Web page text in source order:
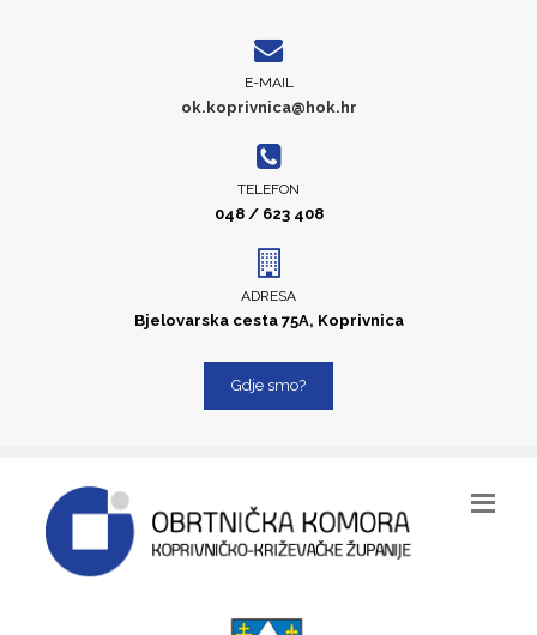
E-MAIL
ok.koprivnica@hok.hr
TELEFON
048 / 623 408
ADRESA
Bjelovarska cesta 75A, Koprivnica
Gdje smo?